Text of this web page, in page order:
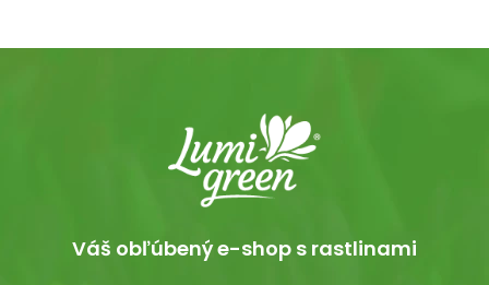
Váš obľúbený e-shop s rastlinami